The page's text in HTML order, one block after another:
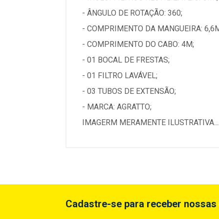
- ÂNGULO DE ROTAÇÃO: 360;
- COMPRIMENTO DA MANGUEIRA:
- COMPRIMENTO DO CABO: 4M;
- 01 BOCAL DE FRESTAS;
- 01 FILTRO LAVÁVEL;
- 03 TUBOS DE EXTENSÃO;
- MARCA: AGRATTO;
IMAGERM MERAMENTE ILUSTRATIVA....
Cadastre-se para receber